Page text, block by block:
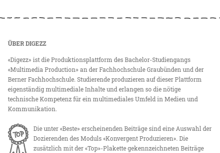
ÜBER DIGEZZ
«Digezz» ist die Produktionsplattform des Bachelor-Studiengangs
«Multimedia Production» an der Fachhochschule Graubünden und der
Berner Fachhochschule. Studierende produzieren auf dieser Plattform
eigenständig multimediale Inhalte und erlangen so die nötige
technische Kompetenz für ein multimediales Umfeld in Medien und
Kommunikation.
Die unter «Beste» erscheinenden Beiträge sind eine Auswahl der
Dozierenden des Moduls «Konvergent Produzieren». Die
zusätzlich mit der «Top»-Plakette gekennzeichneten Beiträge